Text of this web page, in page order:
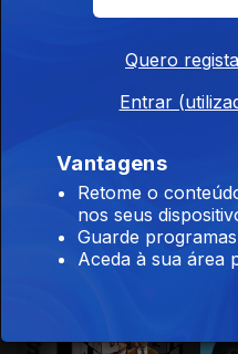
Millennial Mal
Este conteúdo
Quero
Entrar
Vantagens
Retome o
nos seus
Guarde
Aceda à sua área